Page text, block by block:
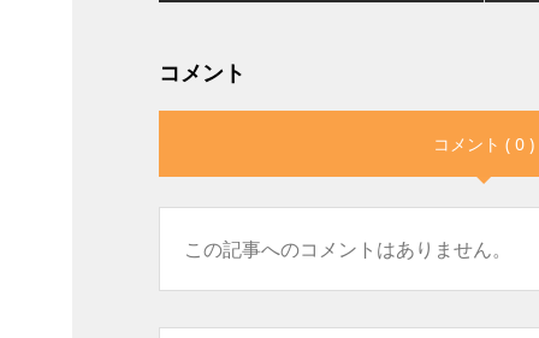
コメント
コメント ( 0 )
この記事へのコメントはありません。